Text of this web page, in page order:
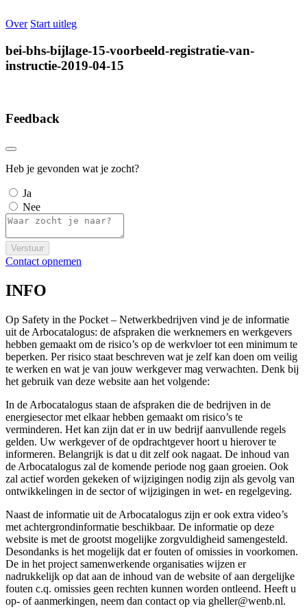
Over Start uitleg
bei-bhs-bijlage-15-voorbeeld-registratie-van-
instructie-2019-04-15
Feedback
Heb je gevonden wat je zocht?
Ja
Nee
Verstuur
Contact opnemen
INFO
Op Safety in the Pocket – Netwerkbedrijven vind je de informatie
uit de Arbocatalogus: de afspraken die werknemers en werkgevers
hebben gemaakt om de risico’s op de werkvloer tot een minimum te
beperken. Per risico staat beschreven wat je zelf kan doen om veilig
te werken en wat je van jouw werkgever mag verwachten. Denk bij
het gebruik van deze website aan het volgende:
In de Arbocatalogus staan de afspraken die de bedrijven in de
energiesector met elkaar hebben gemaakt om risico’s te
verminderen. Het kan zijn dat er in uw bedrijf aanvullende regels
gelden. Uw werkgever of de opdrachtgever hoort u hierover te
informeren. Belangrijk is dat u dit zelf ook nagaat. De inhoud van
de Arbocatalogus zal de komende periode nog gaan groeien. Ook
zal actief worden gekeken of wijzigingen nodig zijn als gevolg van
ontwikkelingen in de sector of wijzigingen in wet- en regelgeving.
Naast de informatie uit de Arbocatalogus zijn er ook extra video’s
met achtergrondinformatie beschikbaar. De informatie op deze
website is met de grootst mogelijke zorgvuldigheid samengesteld.
Desondanks is het mogelijk dat er fouten of omissies in voorkomen.
De in het project samenwerkende organisaties wijzen er
nadrukkelijk op dat aan de inhoud van de website of aan dergelijke
fouten c.q. omissies geen rechten kunnen worden ontleend. Heeft u
op- of aanmerkingen, neem dan contact op via gheller@wenb.nl.